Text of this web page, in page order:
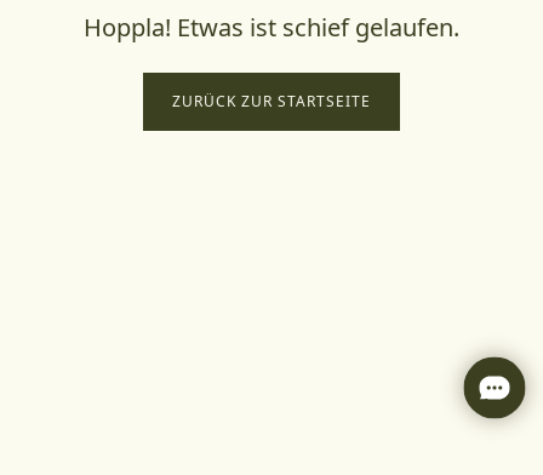
Hoppla! Etwas ist schief gelaufen.
ZURÜCK ZUR STARTSEITE